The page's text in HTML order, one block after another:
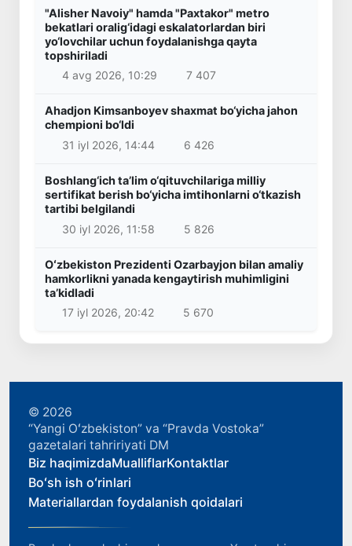
"Alisher Navoiy" hamda "Paxtakor" metro
bekatlari oralig‘idagi eskalatorlardan biri
yo‘lovchilar uchun foydalanishga qayta
topshiriladi
4 avg 2026, 10:29
7 407
Ahadjon Kimsanboyev shaxmat bo‘yicha jahon
chempioni bo‘ldi
31 iyl 2026, 14:44
6 426
Boshlang‘ich ta’lim o‘qituvchilariga milliy
sertifikat berish bo‘yicha imtihonlarni o‘tkazish
tartibi belgilandi
30 iyl 2026, 11:58
5 826
Oʻzbekiston Prezidenti Ozarbayjon bilan amaliy
hamkorlikni yanada kengaytirish muhimligini
taʼkidladi
17 iyl 2026, 20:42
5 670
© 2026
“Yangi Oʻzbekiston” va “Pravda Vostoka”
gazetalari tahririyati DM
Biz haqimizdaMualliflarKontaktlar
Boʻsh ish oʻrinlari
Materiallardan foydalanish qoidalari